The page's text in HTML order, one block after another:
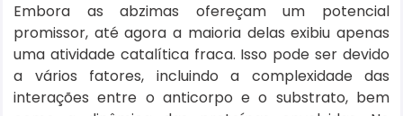
Embora as abzimas ofereçam um potencial
promissor, até agora a maioria delas exibiu apenas
uma atividade catalítica fraca. Isso pode ser devido
a vários fatores, incluindo a complexidade das
interações entre o anticorpo e o substrato, bem